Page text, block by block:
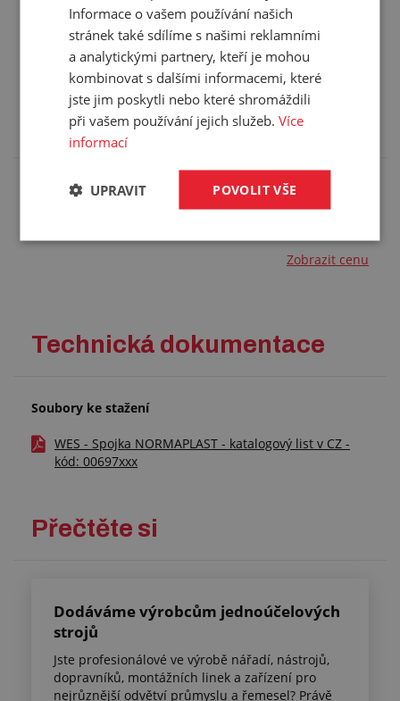
Příslušenství (1)
Zde je pro vás připravené příslušenství, které
doporučujeme k tomuto produktu.
PU trubka ELASTOLLAN C98
Zobrazit cenu
Technická dokumentace
Soubory ke stažení
WES - Spojka NORMAPLAST - katalogový list v CZ -
kód: 00697xxx
Přečtěte si
Dodáváme výrobcům jednoúčelových
strojů
Jste profesionálové ve výrobě nářadí, nástrojů,
dopravníků, montážních linek a zařízení pro
nejrůznější odvětví průmyslu a řemesel? Právě
Informace o vašem používání našich
stránek také sdílíme s našimi reklamními
a analytickými partnery, kteří je mohou
kombinovat s dalšími informacemi, které
jste jim poskytli nebo které shromáždili
při vašem používání jejich služeb.Více
informací
POVOLIT VŠE
UPRAVIT